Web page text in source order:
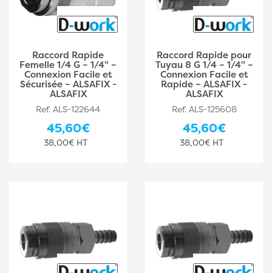
Raccord Rapide
Femelle 1/4 G – 1/4" –
Connexion Facile et
Sécurisée – ALSAFIX -
ALSAFIX
Ref. ALS-122644
45,60€
38,00€ HT
Raccord Rapide pour
Tuyau 8 G 1/4 – 1/4" –
Connexion Facile et
Rapide – ALSAFIX -
ALSAFIX
Ref. ALS-125608
45,60€
38,00€ HT